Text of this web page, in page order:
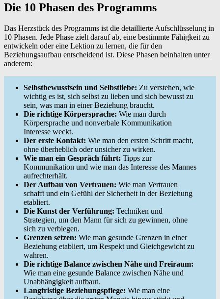
Die 10 Phasen des Programms
Das Herzstück des Programms ist die detaillierte Aufschlüsselung in
10 Phasen. Jede Phase zielt darauf ab, eine bestimmte Fähigkeit zu
entwickeln oder eine Lektion zu lernen, die für den
Beziehungsaufbau entscheidend ist. Diese Phasen beinhalten unter
anderem:
Selbstbewusstsein und Selbstliebe: Zu verstehen, wie
wichtig es ist, sich selbst zu lieben und sich bewusst zu
sein, was man in einer Beziehung braucht.
Die richtige Körpersprache: Wie man durch
Körpersprache und nonverbale Kommunikation
Interesse weckt.
Der erste Kontakt: Wie man den ersten Schritt macht,
ohne überheblich oder unsicher zu wirken.
Wie man ein Gespräch führt: Tipps zur
Kommunikation und wie man das Interesse des Mannes
aufrechterhält.
Der Aufbau von Vertrauen: Wie man Vertrauen
schafft und ein Gefühl der Sicherheit in der Beziehung
etabliert.
Die Kunst der Verführung: Techniken und
Strategien, um den Mann für sich zu gewinnen, ohne
sich zu verbiegen.
Grenzen setzen: Wie man gesunde Grenzen in einer
Beziehung etabliert, um Respekt und Gleichgewicht zu
wahren.
Die richtige Balance zwischen Nähe und Freiraum:
Wie man eine gesunde Balance zwischen Nähe und
Unabhängigkeit aufbaut.
Langfristige Beziehungspflege: Wie man eine